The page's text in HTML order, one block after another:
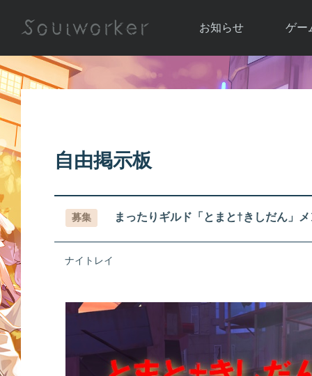
お知らせ
お知らせ一覧
ゲー
ソウ
アップ
自由掲示板
募集 まったりギルド「とまと†きしだん」
ナイトレイ